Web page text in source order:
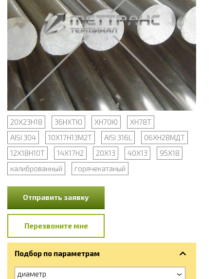
20Х23Н18 36НХТЮ ХН70Ю
ХН78Т
AISI 304
10Х17Н13М2Т AISI 316L
06ХН28МДТ
12Х18Н10Т
14Х17Н2 20Х13 40Х13
95Х18
калиброванный
горячекатаный
Отправить заявку
Перезвоните мне
Подбор по параметрам
диаметр